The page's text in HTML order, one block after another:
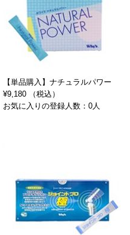
【単品購入】ナチュラルパワー
¥9,180 （税込）
お気に入りの登録人数：0人